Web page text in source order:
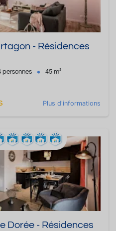
- Résidences
personnes 45 m²
Plus d'informations
Dorée - Résidences